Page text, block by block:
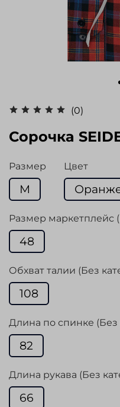
(0)
Сорочка
Размер
M
Цвет
Размер маркетплейс
48
Обхват талии (Без
108
Длина по спинке (Без
82
Длина рукава (Без
66